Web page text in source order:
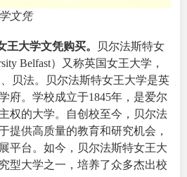
文凭
王大学文凭购买。
贝尔法斯特女
Belfast）又称英国女王大学，
贝法。贝尔法斯特女王大学是英
府。学校成立于1845年，是爱尔
权的大学。自创校至今，贝尔法
提供高质量的教育和研究机会，
平台。如今，贝尔法斯特女王大
型大学之一，培养了众多杰出校